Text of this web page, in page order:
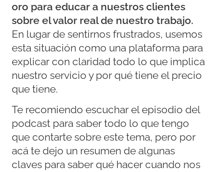
oro para educar a nuestros clientes
sobre el valor real de nuestro trabajo.
En lugar de sentirnos frustrados, usemos
esta situación como una plataforma para
explicar con claridad todo lo que implica
nuestro servicio y por qué tiene el precio
que tiene.
Te recomiendo escuchar el episodio del
podcast para saber todo lo que tengo
que contarte sobre este tema, pero por
acá te dejo un resumen de algunas
claves para saber qué hacer cuando nos